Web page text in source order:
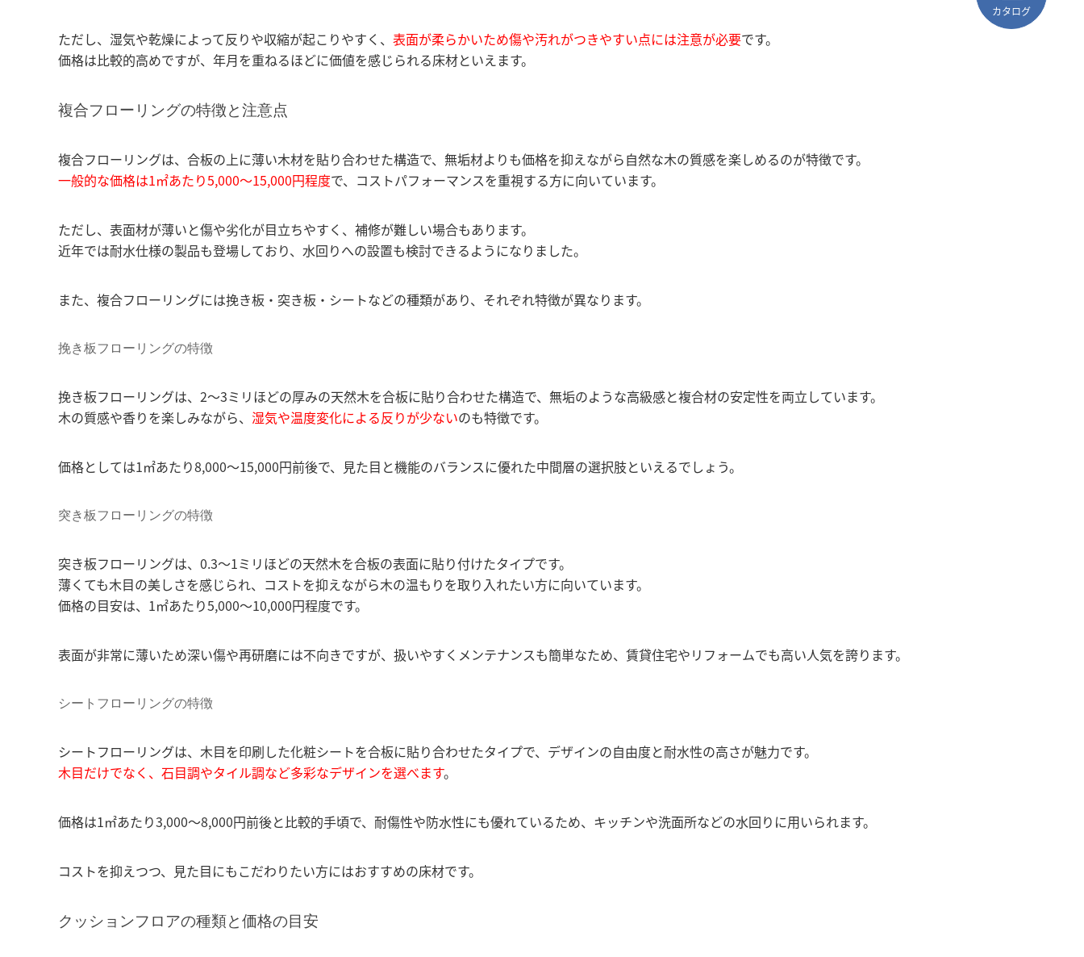
ただし、湿気や乾燥によって反りや収縮が起こりやすく、 表面が柔らかいため傷や汚れがつきやすい点には注意が必要です。
価格は比較的高めですが、年月を重ねるほどに価値を感じられる床材といえます。
複合フローリングの特徴と注意点
複合フローリングは、合板の上に薄い木材を貼り合わせた構造で、無垢材よりも価格を抑えながら自然な木の質感を楽しめるのが特徴です。
一般的な価格は1㎡あたり5,000〜15,000円程度で、コストパフォーマンスを重視する方に向いています。
ただし、表面材が薄いと傷や劣化が目立ちやすく、補修が難しい場合もあります。
近年では耐水仕様の製品も登場しており、水回りへの設置も検討できるようになりました。
また、複合フローリングには挽き板・突き板・シートなどの種類があり、それぞれ特徴が異なります。
挽き板フローリングの特徴
挽き板フローリングは、2〜3ミリほどの厚みの天然木を合板に貼り合わせた構造で、無垢のような高級感と複合材の安定性を両立しています。
木の質感や香りを楽しみながら、 湿気や温度変化による反りが少ないのも特徴です。
価格としては1㎡あたり8,000〜15,000円前後で、見た目と機能のバランスに優れた中間層の選択肢といえるでしょう。
突き板フローリングの特徴
突き板フローリングは、0.3〜1ミリほどの天然木を合板の表面に貼り付けたタイプです。
薄くても木目の美しさを感じられ、コストを抑えながら木の温もりを取り入れたい方に向いています。
価格の目安は、1㎡あたり5,000〜10,000円程度です。
表面が非常に薄いため深い傷や再研磨には不向きですが、扱いやすくメンテナンスも簡単なため、賃貸住宅やリフォームでも高い人気を誇ります。
シートフローリングの特徴
シートフローリングは、木目を印刷した化粧シートを合板に貼り合わせたタイプで、デザインの自由度と耐水性の高さが魅力です。
木目だけでなく、石目調やタイル調など多彩なデザインを選べます。
価格は1㎡あたり3,000〜8,000円前後と比較的手頃で、耐傷性や防水性にも優れているため、キッチンや洗面所などの水回りに用いられます。
コストを抑えつつ、見た目にもこだわりたい方にはおすすめの床材です。
クッションフロアの種類と価格の目安
カタログ